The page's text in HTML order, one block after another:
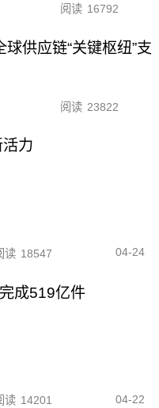
阅读 16792
球供应链“关键枢纽”支
阅读 23822
力
读 18547 04-24
成519亿件
读 14201 04-22